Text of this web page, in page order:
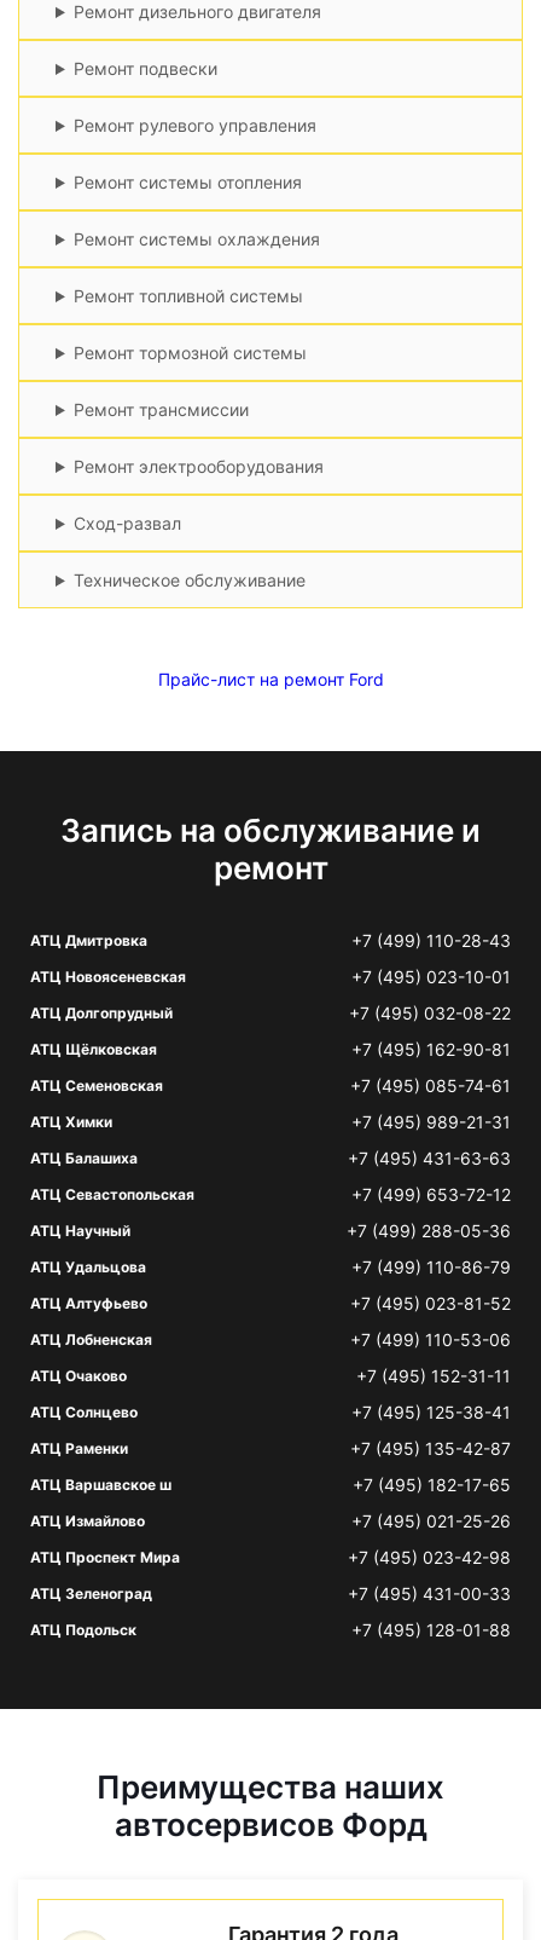
Ремонт дизельного двигателя
Ремонт подвески
Ремонт рулевого управления
Ремонт системы отопления
Ремонт системы охлаждения
Ремонт топливной системы
Ремонт тормозной системы
Ремонт трансмиссии
Ремонт электрооборудования
Сход-развал
Техническое обслуживание
Прайс-лист на ремонт Ford
Запись на обслуживание и
ремонт
АТЦ Дмитровка +7 (499) 110-28-43
АТЦ Новоясеневская +7 (495) 023-10-01
АТЦ Долгопрудный +7 (495) 032-08-22
АТЦ Щёлковская +7 (495) 162-90-81
АТЦ Семеновская +7 (495) 085-74-61
АТЦ Химки +7 (495) 989-21-31
АТЦ Балашиха +7 (495) 431-63-63
АТЦ Севастопольская +7 (499) 653-72-12
АТЦ Научный +7 (499) 288-05-36
АТЦ Удальцова +7 (499) 110-86-79
АТЦ Алтуфьево +7 (495) 023-81-52
АТЦ Лобненская +7 (499) 110-53-06
АТЦ Очаково +7 (495) 152-31-11
АТЦ Солнцево +7 (495) 125-38-41
АТЦ Раменки +7 (495) 135-42-87
АТЦ Варшавское ш +7 (495) 182-17-65
АТЦ Измайлово +7 (495) 021-25-26
АТЦ Проспект Мира +7 (495) 023-42-98
АТЦ Зеленоград +7 (495) 431-00-33
АТЦ Подольск +7 (495) 128-01-88
Преимущества наших
автосервисов Форд
Гарантия 2 года